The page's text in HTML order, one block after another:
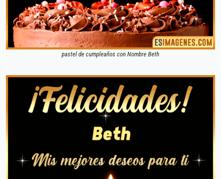
pastel de cumpleaños con Nombre Beth